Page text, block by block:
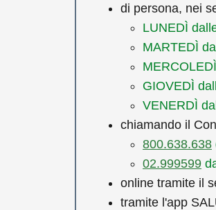
di persona, nei
LUNEDÌ
MARTEDÌ
GIOVEDÌ
VENERDÌ
chiamando il
800.638.638
02.999599
online tramite il
tramite l'app